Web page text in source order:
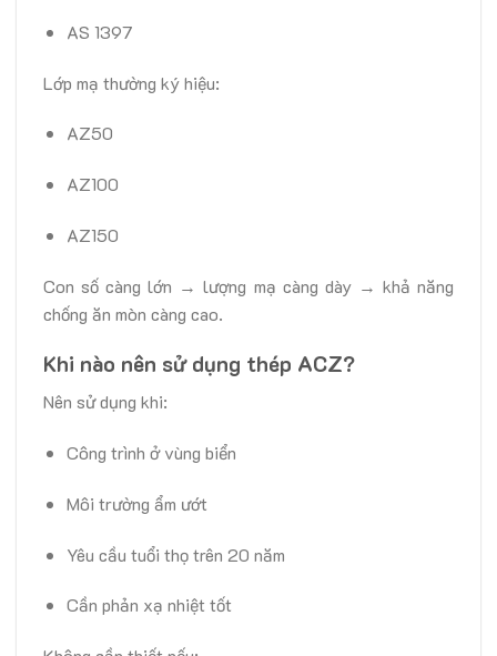
AS 1397
Lớp mạ thường ký hiệu:
AZ50
AZ100
AZ150
Con số càng lớn → lượng mạ càng dày → khả năng
chống ăn mòn càng cao.
Khi nào nên sử dụng thép ACZ?
Nên sử dụng khi:
Công trình ở vùng biển
Môi trường ẩm ướt
Yêu cầu tuổi thọ trên 20 năm
Cần phản xạ nhiệt tốt